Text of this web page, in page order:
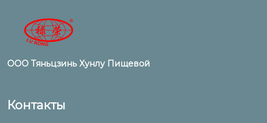
ООО Тяньцзинь Хунлу Пищевой
Контакты